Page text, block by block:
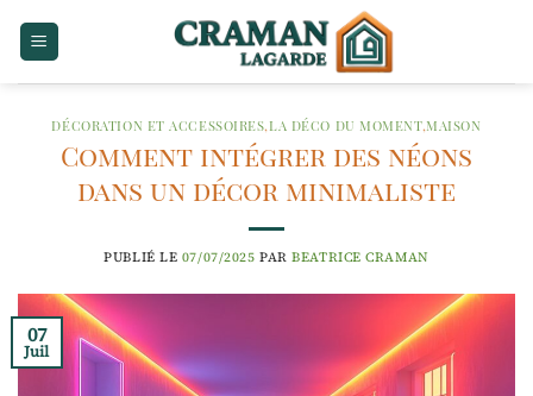
DÉCORATION ET ACCESSOIRES,LA DÉCO DU MOMENT,MAISON
Comment intégrer des néons
dans un décor minimaliste
PUBLIÉ LE 07/07/2025 PARBEATRICE CRAMAN
07
Juil